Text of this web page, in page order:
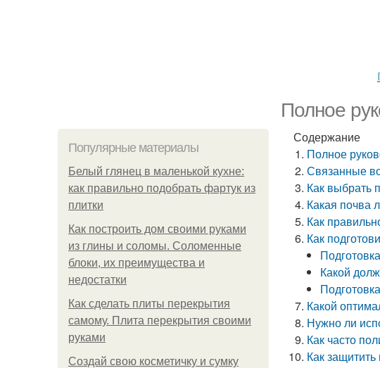
Полное
Популярные материалы
Белый глянец в маленькой кухне:
как правильно подобрать фартук из
плитки
Как построить дом своими руками
из глины и соломы. Соломенные
блоки, их преимущества и
недостатки
Как сделать плиты перекрытия
самому. Плита перекрытия своими
руками
Создай свою косметичку и сумку
Содержание
Полное
Связанные
Как выбрать
Какая почва
Как
Как
Какой
Какой
Нужно ли
Как часто
Как